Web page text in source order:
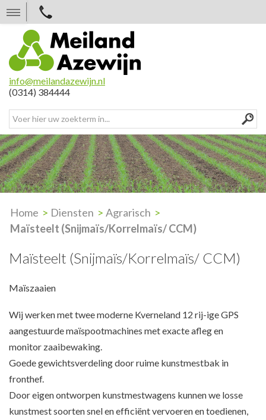
a
info@meilandazewijn.nl
(0314) 384444
Home Diensten
Agrarisch
Maïsteelt (Snijmaïs/Korrelmaïs/ CCM)
Maïsteelt (Snijmaïs/Korrelmaïs/ CCM)
Maïszaaien
Wij werken met twee moderne Kverneland 12 rij-ige GPS
aangestuurde maïspootmachines met exacte afleg en
monitor zaaibewaking.
Goede gewichtsverdeling door ruime kunstmestbak in
fronthef.
Door eigen ontworpen kunstmestwagens kunnen we losse
kunstmest soorten snel en efficiënt vervoeren en toedienen,